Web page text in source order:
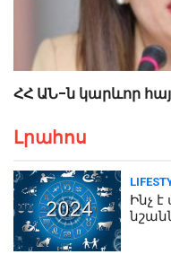
ՀՀ ԱՆ-ն կարևոր
Լրահոս
Ինչ